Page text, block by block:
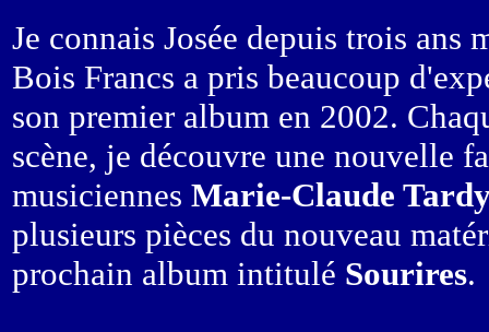
Je connais Josée depuis trois
Bois Francs a pris beaucoup
son premier album en 2002.
scène, je découvre une nouvelle
musiciennes Marie-Claude
plusieurs pièces du nouveau
prochain album intitulé Sourires.